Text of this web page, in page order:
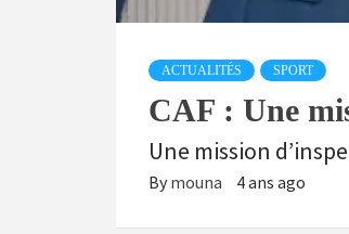
ACTUALITÉS SPORT
CAF : Une
Une mission
By mouna 4 ans ago